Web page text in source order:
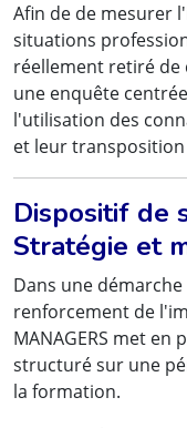
Afin de de mesurer
situations
réellement retiré
une enquête
l'utilisation des
et leur
Dispositif de
Stratégie et
Dans une
renforcement de
MANAGERS met en
structuré sur une
la formation.